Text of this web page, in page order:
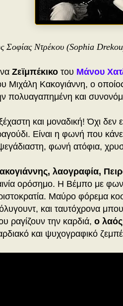
Σοφίας Ντρέκου (Sophia
Ζεϊμπέκικο του Μάνου
Μιχάλη Κακογιάννη, ο
πολυαγαπημένη και
και μοναδική! Όχι δεν
Είναι η φωνή που
φωνή ατόφια,
λαογραφία,
ορόσημο. Η Βέμπο με
Μαύρο φόρεμα
και ταυτόχρονα
ραγίζουν την καρδιά, ο
και ψυχογραφικό